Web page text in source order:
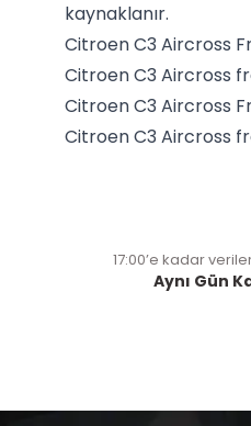
kaynaklanır.
Citroen C3 Aircross
Citroen C3 Aircross
Citroen C3 Aircross
Citroen C3 Aircross
17:00’e kadar
Aynı Gün